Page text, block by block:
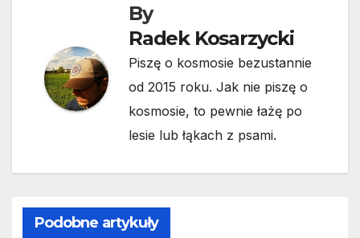
By
Radek Kosarzycki
Piszę o kosmosie bezustannie
od 2015 roku. Jak nie piszę o
kosmosie, to pewnie łażę po
lesie lub łąkach z psami.
Podobne artykuły